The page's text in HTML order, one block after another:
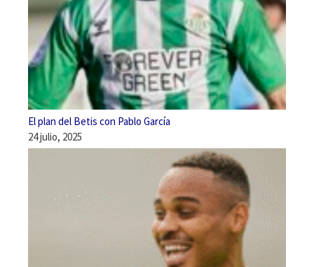
El plan del Betis con Pablo García
24 julio, 2025